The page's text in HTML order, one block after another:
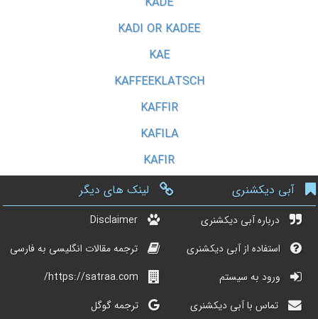
KADI OR KADEE
KAE
KAFFEEKLATSCH
KAFFIR
KAFILA
KAFIR
آبی دیکشنری
درباره آبی دیکشنری
استفاده از آبی دیکشنری
ورود به سیستم
تماس با آبی دیکشنری
لینک های دیگر
Disclaimer
ترجمه مقالات انگلیسی به فارسی
https://satraa.com/
ترجمه گوگل